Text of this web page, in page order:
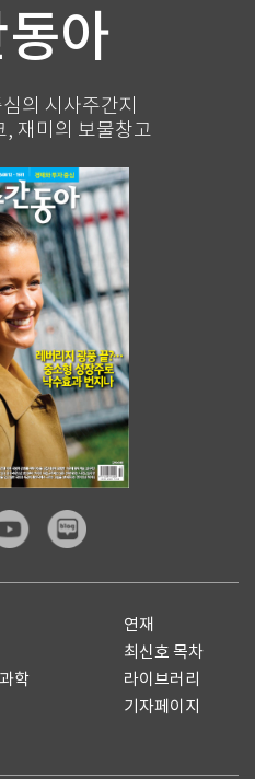
아
의 시사주간지
, 재미의 보물창고
연재
최신호 목차
학
라이브러리
기자페이지